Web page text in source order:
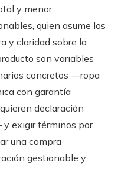
y menor
quien asume los
y claridad sobre la
son variables
concretos —ropa
con garantía
declaración
exigir términos por
una compra
gestionable y